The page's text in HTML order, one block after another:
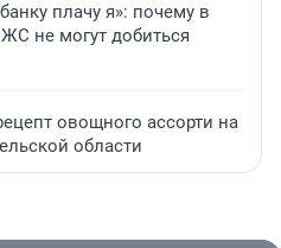
плачу я»: почему в
не могут добиться
овощного ассорти на
области